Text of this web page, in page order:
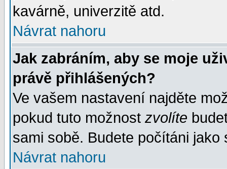
kavárně, univerzitě atd.
Návrat nahoru
Jak zabráním, aby se moje
právě přihlášených?
Ve vašem nastavení najděte
pokud tuto možnost zvolíte
sami sobě. Budete počítáni jako
Návrat nahoru